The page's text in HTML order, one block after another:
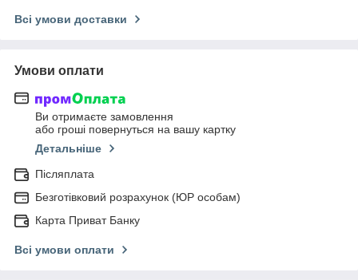
Всі умови доставки
Умови оплати
Ви отримаєте замовлення
або гроші повернуться на вашу картку
Детальніше
Післяплата
Безготівковий розрахунок (ЮР особам)
Карта Приват Банку
Всі умови оплати